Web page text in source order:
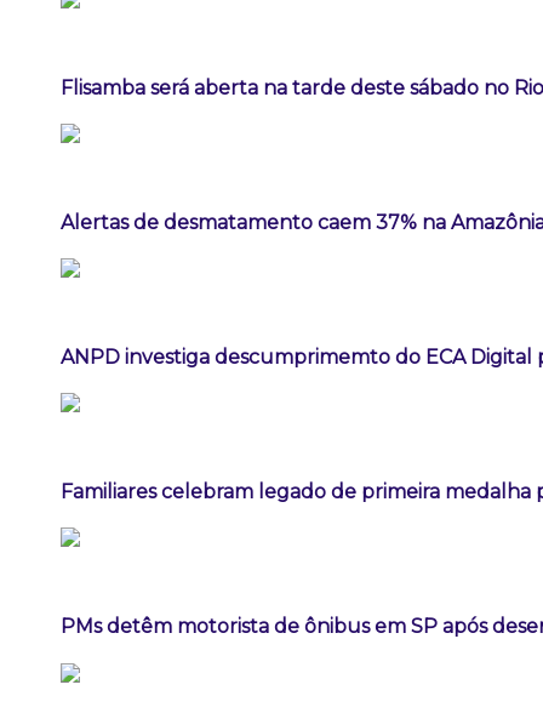
Flisamba será aberta na tarde deste sábado no
Alertas de desmatamento caem 37% na
ANPD investiga descumprimemto do ECA Digital
Familiares celebram legado de primeira medalha
PMs detêm motorista de ônibus em SP após